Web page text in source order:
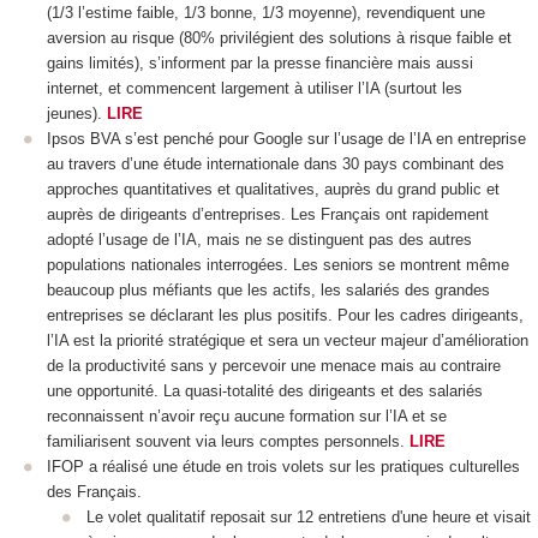
(1/3 l’estime faible, 1/3 bonne, 1/3 moyenne), revendiquent une
aversion au risque (80% privilégient des solutions à risque faible et
gains limités), s’informent par la presse financière mais aussi
internet, et commencent largement à utiliser l’IA (surtout les
jeunes). LIRE
Ipsos BVA s’est penché pour Google sur l’usage de l’IA en entreprise
au travers d’une étude internationale dans 30 pays combinant des
approches quantitatives et qualitatives, auprès du grand public et
auprès de dirigeants d’entreprises. Les Français ont rapidement
adopté l’usage de l’IA, mais ne se distinguent pas des autres
populations nationales interrogées. Les seniors se montrent même
beaucoup plus méfiants que les actifs, les salariés des grandes
entreprises se déclarant les plus positifs. Pour les cadres dirigeants,
l’IA est la priorité stratégique et sera un vecteur majeur d’amélioration
de la productivité sans y percevoir une menace mais au contraire
une opportunité. La quasi-totalité des dirigeants et des salariés
reconnaissent n’avoir reçu aucune formation sur l’IA et se
familiarisent souvent via leurs comptes personnels. LIRE
IFOP a réalisé une étude en trois volets sur les pratiques culturelles
des Français.
Le volet qualitatif reposait sur 12 entretiens d'une heure et visait